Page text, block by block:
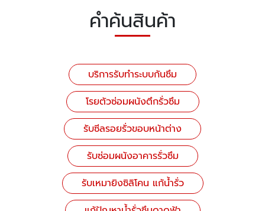
คำค้นสินค้า
บริการรับทำระบบกันซึม
โรยตัวซ่อมผนังตึกรั่วซึม
รับซีลรอยรั่วขอบหน้าต่าง
รับซ่อมผนังอาคารรั่วซึม
รับเหมายิงซิลิโคน แก้น้ำรั่ว